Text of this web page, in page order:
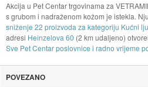
Akcija u Pet Centar trgovinama za
s grubom i nadraženom kožom je istekla.
sniženje 22 proizvoda za kategoriju Kućni
adresi Heinzelova 60 (2 km udaljeno)
Sve Pet Centar poslovnice i radno vrijeme
POVEZANO